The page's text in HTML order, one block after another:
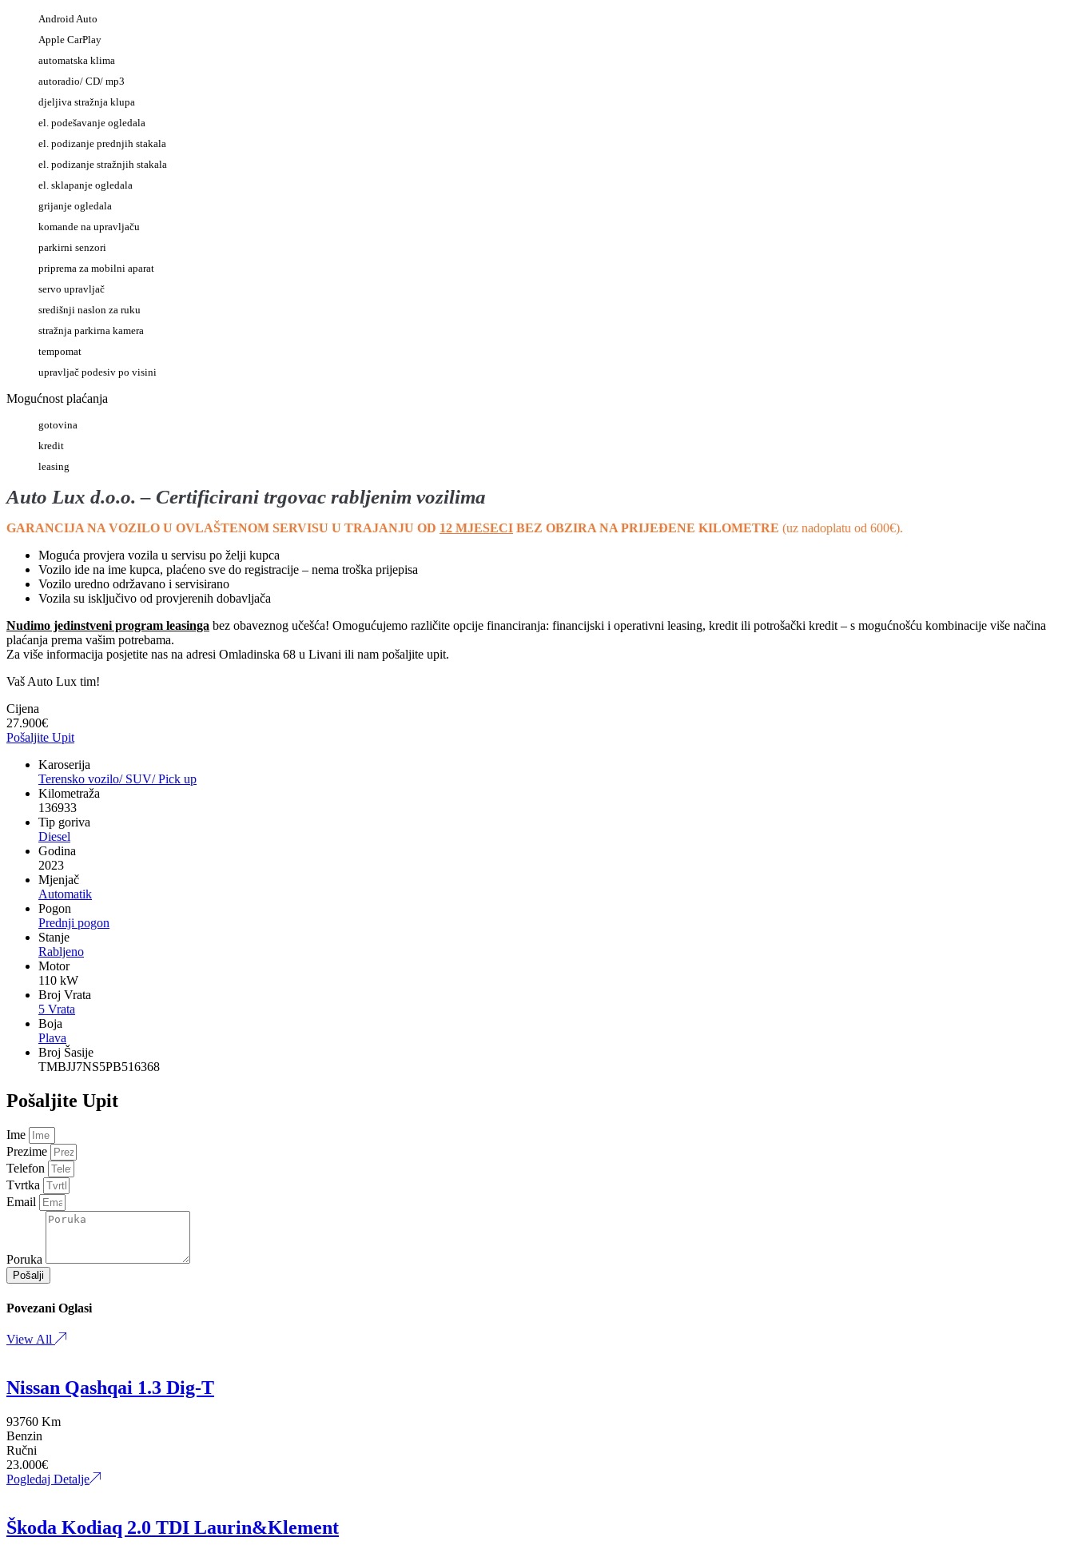
Android Auto
Apple CarPlay
automatska klima
autoradio/ CD/ mp3
djeljiva stražnja klupa
el. podešavanje ogledala
el. podizanje prednjih stakala
el. podizanje stražnjih stakala
el. sklapanje ogledala
grijanje ogledala
komande na upravljaču
parkirni senzori
priprema za mobilni aparat
servo upravljač
središnji naslon za ruku
stražnja parkirna kamera
tempomat
upravljač podesiv po visini
Mogućnost plaćanja
gotovina
kredit
leasing
Auto Lux d.o.o. – Certificirani trgovac rabljenim vozilima
GARANCIJA NA VOZILO U OVLAŠTENOM SERVISU U TRAJANJU OD 12 MJESECI BEZ OBZIRA NA PRIJEĐENE KILOMETRE (uz nadoplatu od 600€).
Moguća provjera vozila u servisu po želji kupca
Vozilo ide na ime kupca, plaćeno sve do registracije – nema troška prijepisa
Vozilo uredno održavano i servisirano
Vozila su isključivo od provjerenih dobavljača
Nudimo jedinstveni program leasinga bez obaveznog učešća! Omogućujemo različite opcije financiranja: financijski i operativni leasing, kredit ili potrošački kredit – s mogućnošću kombinacije više načina
plaćanja prema vašim potrebama.
Za više informacija posjetite nas na adresi Omladinska 68 u Livani ili nam pošaljite upit.
Vaš Auto Lux tim!
Cijena
27.900€
Pošaljite Upit
Karoserija
Terensko vozilo/ SUV/ Pick up
Kilometraža
136933
Tip goriva
Diesel
Godina
2023
Mjenjač
Automatik
Pogon
Prednji pogon
Stanje
Rabljeno
Motor
110 kW
Broj Vrata
5 Vrata
Boja
Plava
Broj Šasije
TMBJJ7NS5PB516368
Pošaljite Upit
Ime
Prezime
Telefon
Tvrtka
Email
Poruka
Pošalji
Povezani Oglasi
View All
Nissan Qashqai 1.3 Dig-T
93760 Km
Benzin
Ručni
23.000€
Pogledaj Detalje
Škoda Kodiaq 2.0 TDI Laurin&Klement